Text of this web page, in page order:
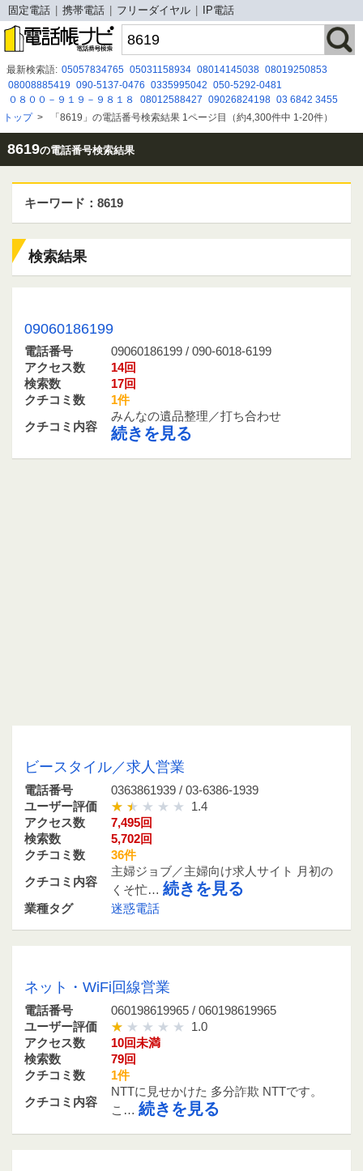
固定電話 携帯電話 フリーダイヤル IP電話
最新検索語: 05057834765 05031158934 08014145038 08019250853
08008885419 090-5137-0476 0335995042 050-5292-0481
０８００－９１９－９８１８
08012588427 09026824198 03 6842 3455
08007779633 08007002715 08080884073 090 5063 0769 08002223830
08019256368 0120755280 08080884614 08059321044 08011163348
05031075405 08080884329
トップ> 「8619」の電話番号検索結果 1ページ目（約4,300件中 1-20件）
8619の電話番号検索結果
キーワード：8619
検索結果
09060186199
電話番号
09060186199 / 090-6018-6199
アクセス数
14回
検索数
17回
クチコミ数
1件
クチコミ内容
みんなの遺品整理／打ち合わせ
続きを見る
ビースタイル／求人営業
電話番号
0363861939 / 03-6386-1939
ユーザー評価
1.4
アクセス数
7,495回
検索数
5,702回
クチコミ数
36件
クチコミ内容
主婦ジョブ／主婦向け求人サイト 月初の
くそ忙… 続きを見る
業種タグ 迷惑電話
ネット・WiFi回線営業
電話番号
060198619965 / 060198619965
ユーザー評価
1.0
アクセス数
10回未満
検索数
79回
クチコミ数
1件
クチコミ内容
NTTに見せかけた 多分詐欺 NTTです。
こ… 続きを見る